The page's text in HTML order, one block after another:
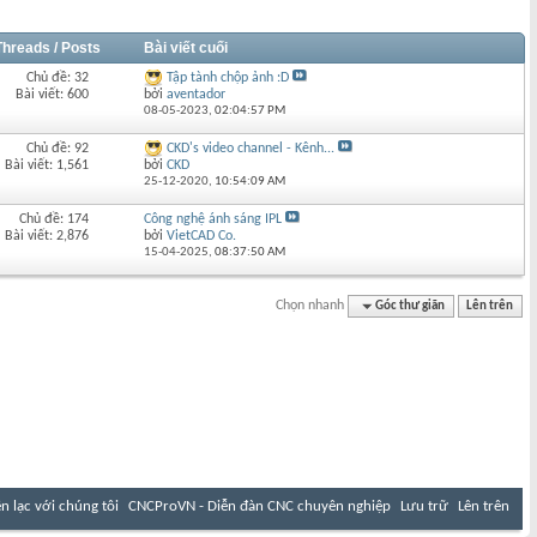
/ Posts Bài viết cuối
Chủ đề: 32
Bài viết: 600
Tập tành chộp ảnh :D
bởiaventador
08-05-2023,02:04:57 PM
Chủ đề: 92
Bài viết: 1,561
CKD's video channel - Kênh...
bởiCKD
25-12-2020, 10:54:09 AM
Chủ đề: 174
Bài viết: 2,876
Công nghệ ánh sáng IPL
bởiVietCAD Co.
15-04-2025,08:37:50 AM
Chọn nhanh Góc thư giãn Lên trên
lạc với chúng tôi CNCProVN - Diễn đàn CNC chuyên nghiệp Lưu trữ Lên trên